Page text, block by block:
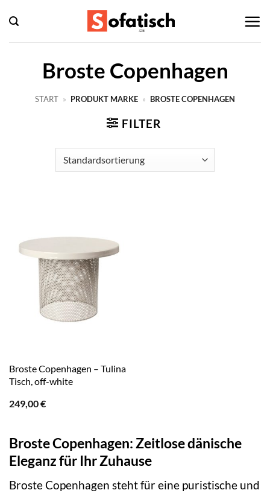
Inhalt
springen
Broste Copenhagen
START » PRODUKT MARKE » BROSTE COPENHAGEN
FILTER
Broste Copenhagen – Tulina
Tisch, off-white
249,00€
Broste Copenhagen: Zeitlose dänische
Eleganz für Ihr Zuhause
Broste Copenhagen steht für eine puristische und